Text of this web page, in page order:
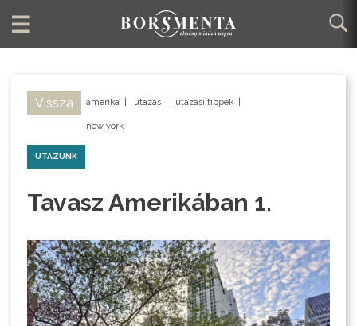
Vissza amerika utazás utazási tippek
new york
UTAZUNK
Tavasz Amerikában 1.